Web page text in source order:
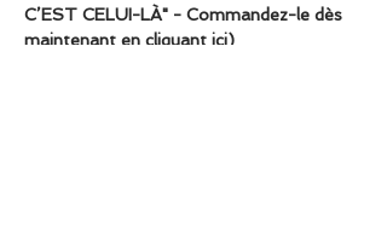
C’EST CELUI-LÀ" - Commandez-le dès
maintenant en cliquant ici)